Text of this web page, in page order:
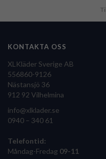
KONTAKTA OSS
XLKläder Sverige AB
556860-9126
Nästansjö 36
912 92 Vilhelmina
info@xlklader.se
0940 – 340 61
Telefontid:
Måndag-Fredag 09-11